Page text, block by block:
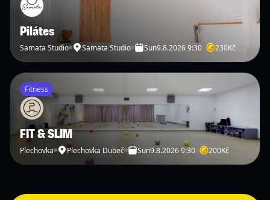
Pilátes
Samata Studio Samata Studio Sun9.8.2026 9:30 230Kč
Fitness
FIT & SLIM
Plechovka Plechovka Dubeč Sun9.8.2026 9:30 200Kč